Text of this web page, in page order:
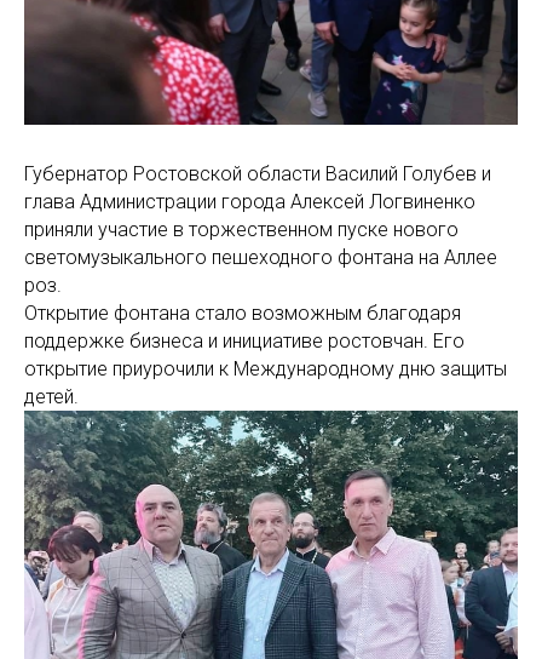
Губернатор Ростовской области Василий Голубев и
глава Администрации города Алексей Логвиненко
приняли участие в торжественном пуске нового
светомузыкального пешеходного фонтана на Аллее
роз.
Открытие фонтана стало возможным благодаря
поддержке бизнеса и инициативе ростовчан. Его
открытие приурочили к Международному дню защиты
детей.